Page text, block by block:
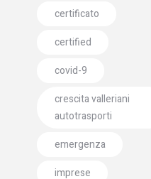
certificato
certified
covid-9
crescita valleriani
autotrasporti
emergenza
imprese